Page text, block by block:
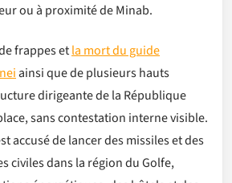
ou à proximité de Minab.
frappes etla mort du guide
ainsi que de plusieurs hauts
dirigeante de la République
sans contestation interne visible.
accusé de lancer des missiles et des
civiles dans la région du Golfe,